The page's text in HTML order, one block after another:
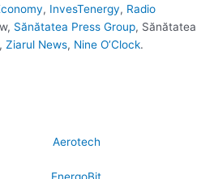
, InvesTenergy, Radio
Sănătatea Press Group, Sănătatea
, Ziarul News, Nine O’Clock.